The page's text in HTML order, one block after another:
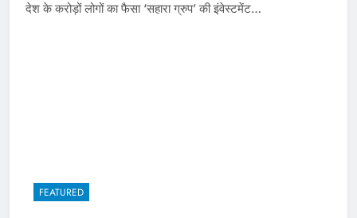
देश के करोड़ों लोगों का फैसा ‘सहारा ग्रुप’ की इंवेस्टमेंट…
FEATURED